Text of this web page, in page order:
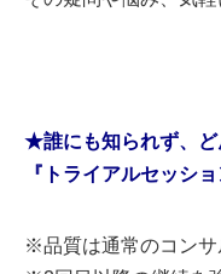
★誰にも知られず、ど
『トライアルセッシ
※品質は通常のコンサ